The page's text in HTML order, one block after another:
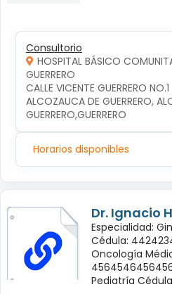
Consultorio
HOSPITAL BÁSICO
GUERRERO
CALLE VICENTE GUERRERO
ALCOZAUCA DE GUERRERO,
GUERRERO,GUERRERO
Horarios disponibles
Dr. Ignacio
Especialidad:
Cédula:
Oncología
Pediatría